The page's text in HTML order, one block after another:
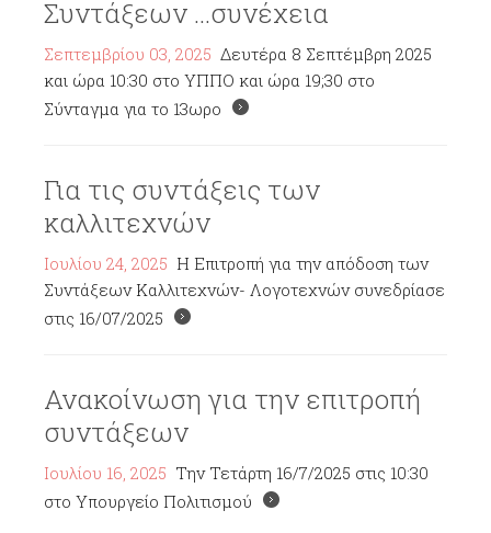
Συντάξεων ...συνέχεια
Σεπτεμβρίου 03, 2025 Δευτέρα 8 Σεπτέμβρη 2025
και ώρα 10:30 στο ΥΠΠΟ και ώρα 19;30 στο
Σύνταγμα για το 13ωρο
Για τις συντάξεις των
καλλιτεχνών
Ιουλίου 24, 2025 Η Επιτροπή για την απόδοση των
Συντάξεων Καλλιτεχνών- Λογοτεχνών συνεδρίασε
στις 16/07/2025
Ανακοίνωση για την επιτροπή
συντάξεων
Ιουλίου 16, 2025 Την Τετάρτη 16/7/2025 στις 10:30
στο Υπουργείο Πολιτισμού